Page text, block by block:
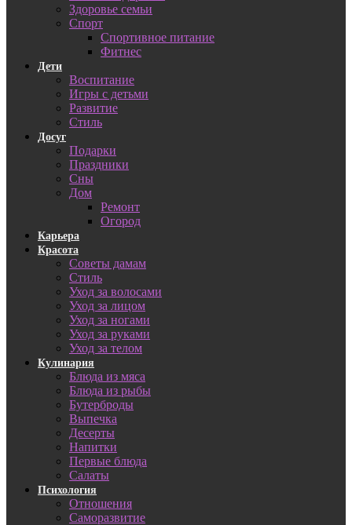
Здоровье семьи
Спорт
Спортивное питание
Фитнес
Дети
Воспитание
Игры с детьми
Развитие
Стиль
Досуг
Подарки
Праздники
Сны
Дом
Ремонт
Огород
Карьера
Красота
Советы дамам
Стиль
Уход за волосами
Уход за лицом
Уход за ногами
Уход за руками
Уход за телом
Кулинария
Блюда из мяса
Блюда из рыбы
Бутерброды
Выпечка
Десерты
Напитки
Первые блюда
Салаты
Психология
Отношения
Саморазвитие